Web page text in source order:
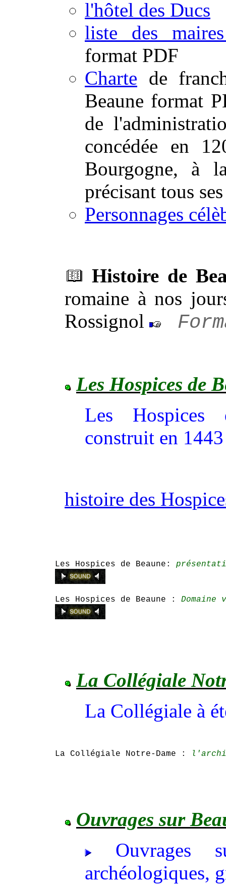
l'hôtel des Ducs
liste des
format PDF
Charte de
Beaune format
de
concédée en
Bourgogne, à
précisant tous
Personnages
Histoire de
romaine à nos
Rossignol
Les Hospices de
Les
construit en
histoire des
Les Hospices de Beaune:
Les Hospices de Beaune :
La Collégiale
La Collégiale à
La Collégiale Notre-Dame :
Ouvrages sur
Ouvrages
archéologiques,